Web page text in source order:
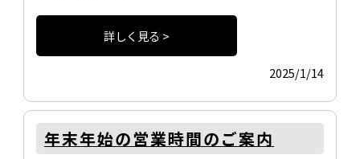
詳しく見る >
2025/1/14
年末年始の営業時間のご案内